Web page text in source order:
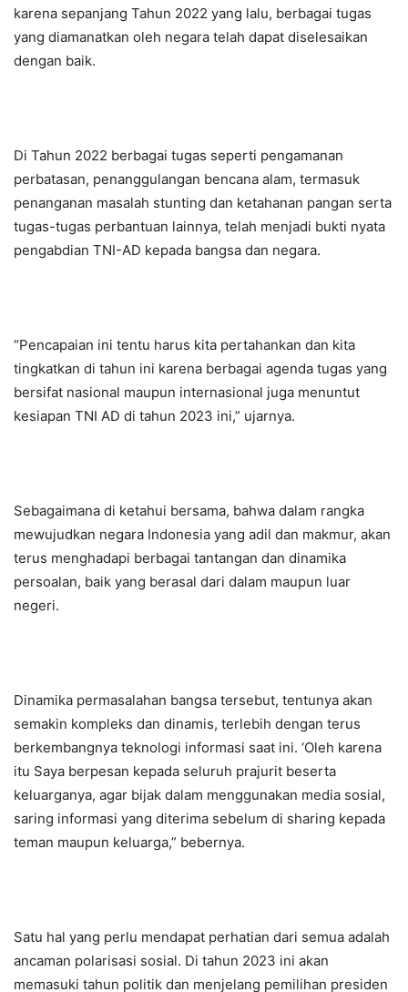
karena sepanjang Tahun 2022 yang lalu, berbagai tugas
yang diamanatkan oleh negara telah dapat diselesaikan
dengan baik.
Di Tahun 2022 berbagai tugas seperti pengamanan
perbatasan, penanggulangan bencana alam, termasuk
penanganan masalah stunting dan ketahanan pangan serta
tugas-tugas perbantuan lainnya, telah menjadi bukti nyata
pengabdian TNI-AD kepada bangsa dan negara.
“Pencapaian ini tentu harus kita pertahankan dan kita
tingkatkan di tahun ini karena berbagai agenda tugas yang
bersifat nasional maupun internasional juga menuntut
kesiapan TNI AD di tahun 2023 ini,” ujarnya.
Sebagaimana di ketahui bersama, bahwa dalam rangka
mewujudkan negara Indonesia yang adil dan makmur, akan
terus menghadapi berbagai tantangan dan dinamika
persoalan, baik yang berasal dari dalam maupun luar
negeri.
Dinamika permasalahan bangsa tersebut, tentunya akan
semakin kompleks dan dinamis, terlebih dengan terus
berkembangnya teknologi informasi saat ini. ‘Oleh karena
itu Saya berpesan kepada seluruh prajurit beserta
keluarganya, agar bijak dalam menggunakan media sosial,
saring informasi yang diterima sebelum di sharing kepada
teman maupun keluarga,” bebernya.
Satu hal yang perlu mendapat perhatian dari semua adalah
ancaman polarisasi sosial. Di tahun 2023 ini akan
memasuki tahun politik dan menjelang pemilihan presiden